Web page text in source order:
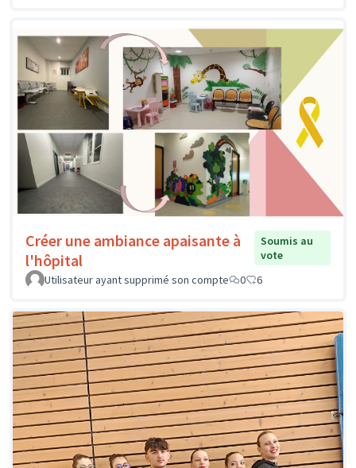
Créer une ambiance apaisante à
l'hôpital
Soumis au
vote
Utilisateur ayant supprimé son compte
0 6